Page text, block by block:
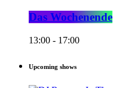
Das Wochenende
13:00 - 17:00
Upcoming shows